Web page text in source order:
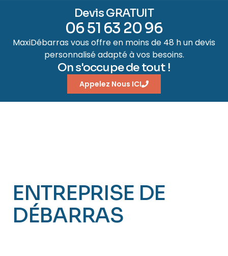
Devis GRATUIT
06 51 63 20 96
MaxiDébarras vous offre en moins de 48 h un devis
personnalisé adapté à vos besoins.
On s'occupe de tout !
Appelez Nous ICI
ENTREPRISE DE
DÉBARRAS